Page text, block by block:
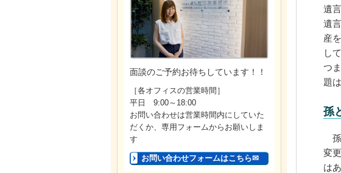
遺
遺
産
し
つ
題
孫
孫
変
は
面談のご予約お待ちしています！！
［各オフィスの営業時間］
平日 9:00～18:00
お問い合わせは営業時間内にしていた
だくか、専用フォームからお願いしま
す
お問い合わせフォームはこちら✉